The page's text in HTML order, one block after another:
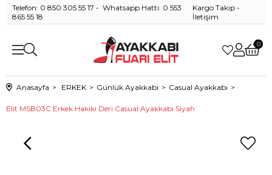
Telefon: 0 850 305 55 17 - Whatsapp Hattı: 0 553
865 55 18
Kargo Takip -
İletişim
0
Anasayfa ERKEK Günlük Ayakkabı Casual Ayakkabı
Elit MSB03C Erkek Hakiki Deri Casual Ayakkabı Siyah